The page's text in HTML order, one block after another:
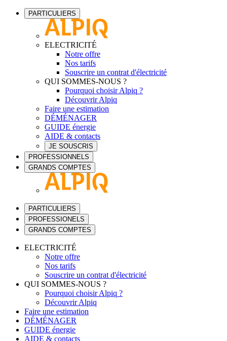
PARTICULIERS
ELECTRICITÉ
Notre offre
Nos tarifs
Souscrire un contrat d'électricité
QUI SOMMES-NOUS ?
Pourquoi choisir Alpiq ?
Découvrir Alpiq
Faire une estimation
DÉMÉNAGER
GUIDE énergie
AIDE & contacts
JE SOUSCRIS
PROFESSIONNELS
GRANDS COMPTES
PARTICULIERS
PROFESSIONELS
GRANDS COMPTES
ELECTRICITÉ
Notre offre
Nos tarifs
Souscrire un contrat d'électricité
QUI SOMMES-NOUS ?
Pourquoi choisir Alpiq ?
Découvrir Alpiq
Faire une estimation
DÉMÉNAGER
GUIDE énergie
AIDE & contacts